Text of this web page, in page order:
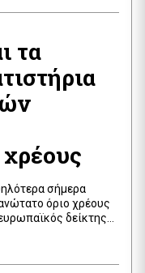
τα
σήμερα
όριο χρέους
δείκτης
έδαφος. Ο
στις